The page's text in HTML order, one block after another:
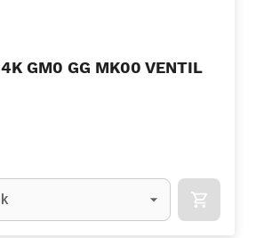
GM0 GG MK00 VENTIL